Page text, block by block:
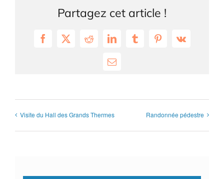
Partagez cet article !
Facebook
X RedditLinkedInTumblrPinterest
Vk
Email
Visite du Hall des Grands Thermes Randonnée pédestre